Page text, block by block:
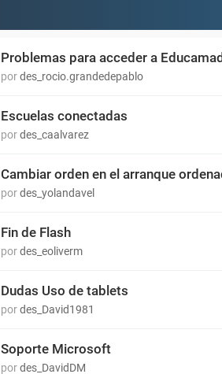
Problemas para acceder a
pordes_rocio.grandedepablo
Escuelas conectadas
pordes_caalvarez
Cambiar orden en el arranque
pordes_yolandavel
Fin de Flash
pordes_eoliverm
Dudas Uso de tablets
pordes_David1981
Soporte Microsoft
pordes_DavidDM